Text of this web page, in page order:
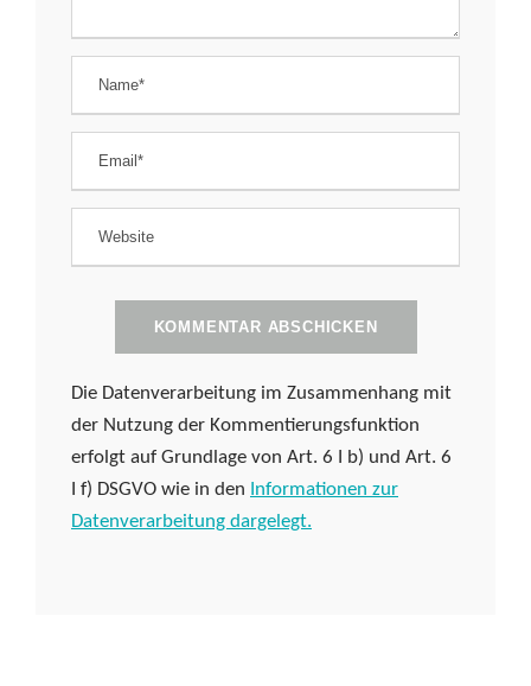
Die Datenverarbeitung im Zusammenhang mit
der Nutzung der Kommentierungsfunktion
erfolgt auf Grundlage von Art. 6 I b) und Art. 6
I f) DSGVO wie in den Informationen zur
Datenverarbeitung dargelegt.